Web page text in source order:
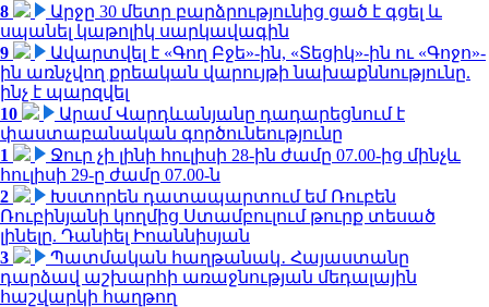
8
Արջը 30 մետր բարձրությունից ցած է գցել և
սպանել կաթոլիկ սարկավագին
9
Ավարտվել է «Գող Բջե»-ին, «Տեցիկ»-ին ու «Գոջո»-
ին առնչվող քրեական վարույթի նախաքննությունը.
ինչ է պարզվել
10
Արամ Վարդևանյանը դադարեցնում է
փաստաբանական գործունեությունը
1
Ջուր չի լինի հուլիսի 28-ին ժամը 07.00-ից մինչև
հուլիսի 29-ը ժամը 07.00-ն
2
Խստորեն դատապարտում եմ Ռուբեն
Ռուբինյանի կողմից Ստամբուլում թուրք տեսած
լինելը. Դանիել Իոաննիսյան
3
Պատմական հաղթանակ․ Հայաստանը
դարձավ աշխարհի առաջնության մեդալային
հաշվարկի հաղթող